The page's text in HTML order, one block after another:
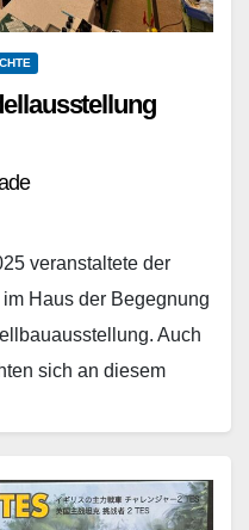
veranstaltete der
Haus der Begegnung
Auch
sich an diesem